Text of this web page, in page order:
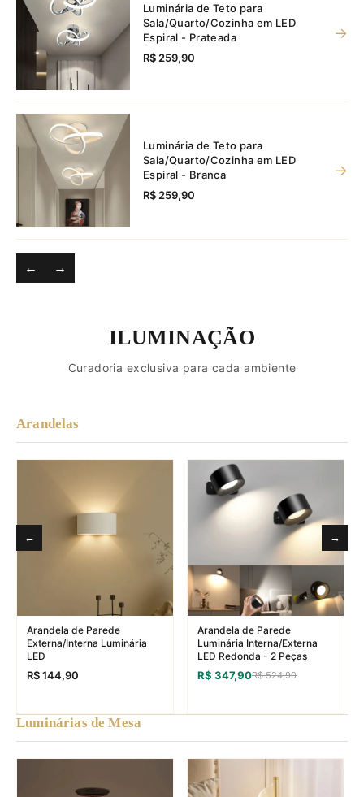
Luminária de Teto para
Sala/Quarto/Cozinha em LED
Espiral - Prateada
R$ 259,90
→
Luminária de Teto para
Sala/Quarto/Cozinha em LED
Espiral - Branca
R$ 259,90
→
R$ 259,90
→
Luminária de Teto para
Sala/Quarto/Cozinha em LED
Circular - Branca
R$ 259,90
R$ 259,90
→
← →
ILUMINAÇÃO
Curadoria exclusiva para cada ambiente
Arandelas
← →
Arandela de Parede
Externa/Interna Luminária
LED
R$ 144,90
Arandela de Parede
Luminária Interna/Externa
LED Redonda - 2 Peças
R$ 347,90R$ 524,90
Luminárias de Mesa